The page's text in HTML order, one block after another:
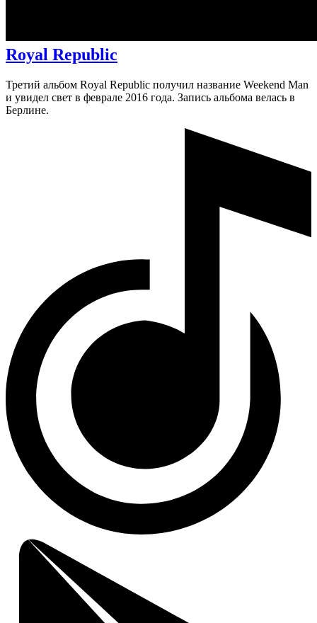
Royal Republic
Третий альбом Royal Republic получил название Weekend Man
и увидел свет в феврале 2016 года. Запись альбома велась в
Берлине.